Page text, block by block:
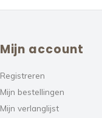
Mijn account
Registreren
Mijn bestellingen
Mijn verlanglijst